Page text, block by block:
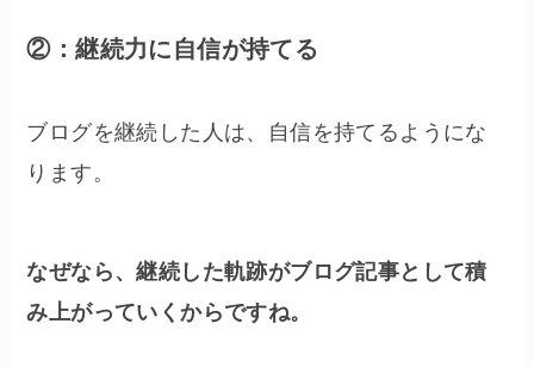
②：継続力に自信が持てる
ブログを継続した人は、自信を持てるようにな
ります。
なぜなら、継続した軌跡がブログ記事として積
み上がっていくからですね。